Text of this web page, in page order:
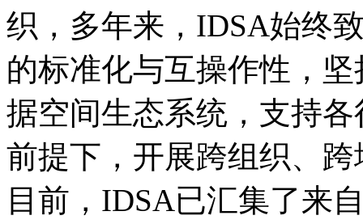
织，多年来，IDSA
的标准化与互操作性，坚
据空间生态系统，支
前提下，开展跨组织
目前，IDSA已汇集了